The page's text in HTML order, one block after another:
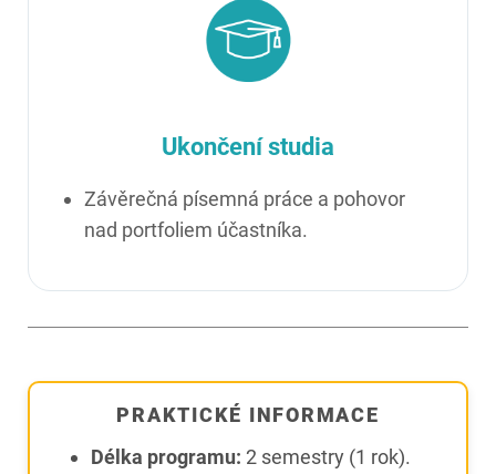
Ukončení studia
Závěrečná písemná práce a pohovor
nad portfoliem účastníka.
PRAKTICKÉ INFORMACE
Délka programu: 2 semestry (1 rok).